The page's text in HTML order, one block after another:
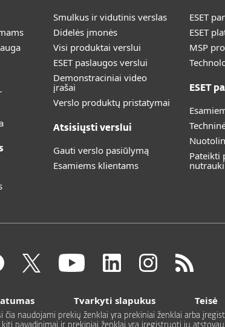
Smulkus ir vidutinis verslas
Didelės įmonės
Visi produktai verslui
ESET paslaugos verslui
Demonstraciniai video
įrašai
Verslo produktų pristatymai
Atsisiųsti verslui
Gauti verslo pasiūlymą
Esamiems klientams
ESET
ESET
MSP
ESET
Pateikti
Tvarkyti slapukus Teisė
čia naudojami prekių ženklai yra prekiniai ženklai arba